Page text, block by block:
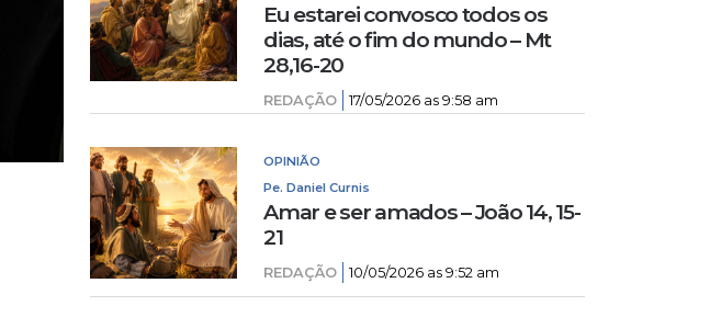
Eu estarei convosco todos os
dias, até o fim do mundo – Mt
28,16-20
REDAÇÃO 17/05/2026 as 9:58 am
OPINIÃO
Pe. Daniel Curnis
Amar e ser amados – João 14, 15-
21
REDAÇÃO 10/05/2026 as 9:52 am